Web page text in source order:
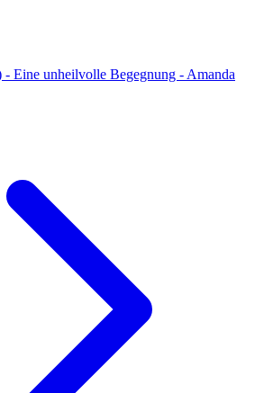
Eine unheilvolle Begegnung - Amanda